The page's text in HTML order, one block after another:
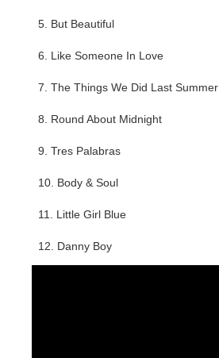
5. But Beautiful
6. Like Someone In Love
7. The Things We Did Last Summer
8. Round About Midnight
9. Tres Palabras
10. Body & Soul
11. Little Girl Blue
12. Danny Boy